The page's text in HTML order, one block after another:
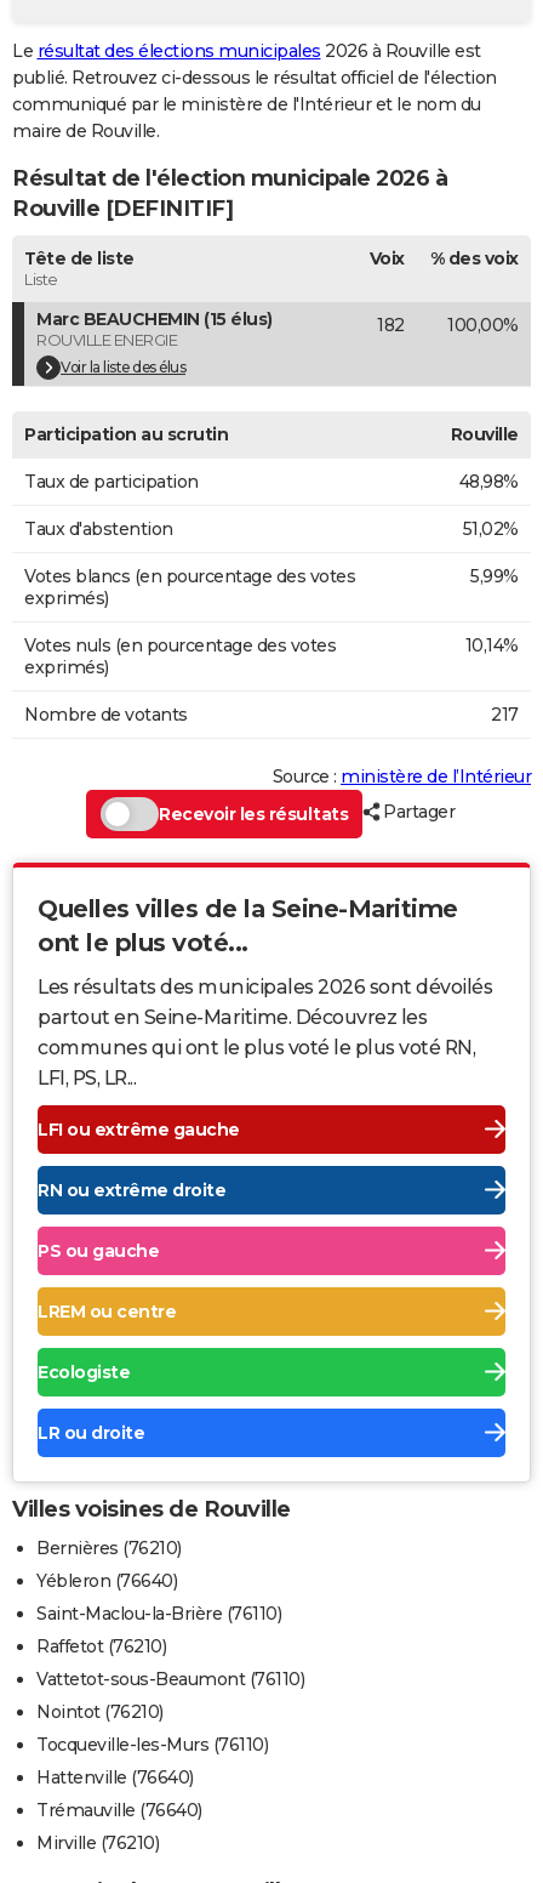
GUIDES D'ACHAT
BONS PLANS
CARTE DE VOEUX
Carte de Noël
Carte Bonne année
Carte Saint-Valentin
Carte Pâques
Carte d'anniversaire
DICTIONNAIRE
Dictionnaire
Biographies
Citations
Expressions
Proverbes
PROGRAMME TV
COPAINS D'AVANT
S'inscrire
Se connecter
Lycées
Collèges
Primaires
Universités
Entreprises
Service militaire
Avis de recherche
AVIS DE DÉCÈS
FORUM
Le résultat des élections municipales 2026 à Rouville est
publié. Retrouvez ci-dessous le résultat officiel de l'élection
communiqué par le ministère de l'Intérieur et le nom du
maire de Rouville.
Résultat de l'élection municipale 2026 à
Rouville [DEFINITIF]
Tête de liste
Liste
Voix % des voix
Marc BEAUCHEMIN (15 élus)
ROUVILLE ENERGIE
Voir la liste des élus
182 100,00%
Participation au scrutin Rouville
Taux de participation 48,98%
Taux d'abstention 51,02%
Votes blancs (en pourcentage des votes
exprimés)
5,99%
Votes nuls (en pourcentage des votes
exprimés)
10,14%
Nombre de votants 217
Source : ministère de l’Intérieur
Recevoir les résultats
Partager
Quelles villes de la Seine-Maritime
ont le plus voté...
Les résultats des municipales 2026 sont dévoilés
partout en Seine-Maritime. Découvrez les
communes qui ont le plus voté le plus voté RN,
LFI, PS, LR...
LFI ou extrême gauche
RN ou extrême droite
PS ou gauche
LREM ou centre
Ecologiste
LR ou droite
Villes voisines de Rouville
Bernières (76210)
Yébleron (76640)
Saint-Maclou-la-Brière (76110)
Raffetot (76210)
Vattetot-sous-Beaumont (76110)
Nointot (76210)
Tocqueville-les-Murs (76110)
Hattenville (76640)
Trémauville (76640)
Mirville (76210)